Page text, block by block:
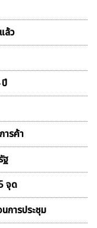
ล้ว
ารค้า
ฐ
จุด
การประชุม